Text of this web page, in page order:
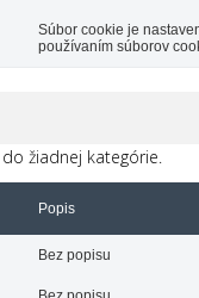
Súbor cookie je
používaním súborov
žiadnej kategórie.
Popis
Bez popisu